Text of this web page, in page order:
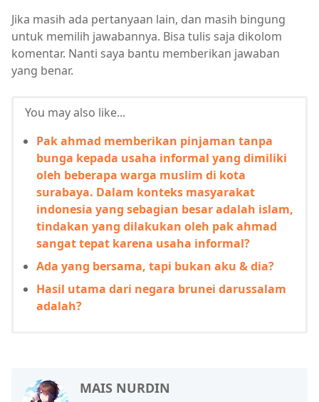
Jika masih ada pertanyaan lain, dan masih bingung
untuk memilih jawabannya. Bisa tulis saja dikolom
komentar. Nanti saya bantu memberikan jawaban
yang benar.
You may also like...
Pak ahmad memberikan pinjaman tanpa
bunga kepada usaha informal yang dimiliki
oleh beberapa warga muslim di kota
surabaya. Dalam konteks masyarakat
indonesia yang sebagian besar adalah islam,
tindakan yang dilakukan oleh pak ahmad
sangat tepat karena usaha informal?
Ada yang bersama, tapi bukan aku & dia?
Hasil utama dari negara brunei darussalam
adalah?
MAIS NURDIN